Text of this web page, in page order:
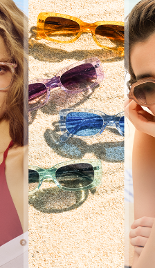
Ancho de la montura: 136 mm
Bisagra de resorte: No
Fabricación
5-7 días laborales detalles